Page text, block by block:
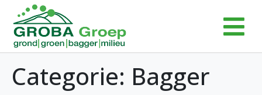
Categorie: Bagger